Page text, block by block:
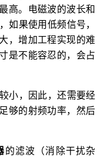
高。电磁波的波长和
如果使用低频信号，
，增加工程实现的难
是不能容忍的，会占
小，因此，还需要经
够的射频功率，然后
的滤波（消除干扰杂